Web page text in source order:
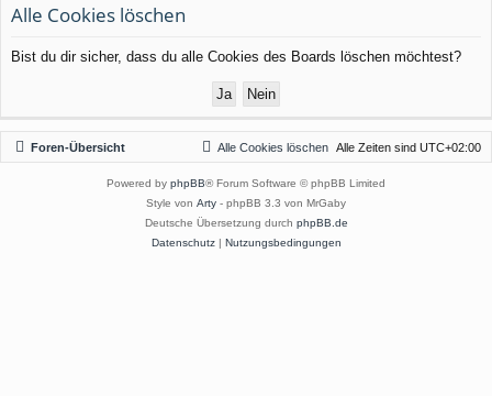
ug
rif
n
n
Alle Cookies löschen
Bist du dir sicher, dass du alle Cookies des Boards löschen möchtest?
Foren-Übersicht Alle Zeiten sind UTC+02:00
Alle Cookies löschen
Powered by phpBB® Forum Software © phpBB Limited
Style von Arty - phpBB 3.3 von MrGaby
Deutsche Übersetzung durch phpBB.de
Datenschutz| Nutzungsbedingungen